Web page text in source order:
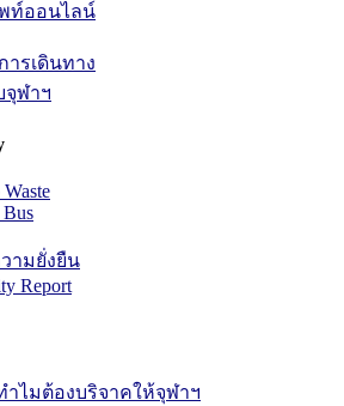
ท์ออนไลน์
รเดินทาง
จุฬาฯ
ามยั่งยืน
Report
ำไมต้องบริจาคให้จุฬาฯ